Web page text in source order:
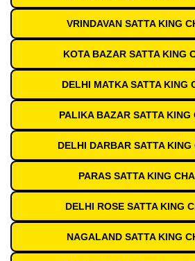
VRINDAVAN SATTA KING
KOTA BAZAR SATTA KING
DELHI MATKA SATTA KING
PALIKA BAZAR SATTA KING
DELHI DARBAR SATTA
PARAS SATTA KING
DELHI ROSE SATTA KING
NAGALAND SATTA KING